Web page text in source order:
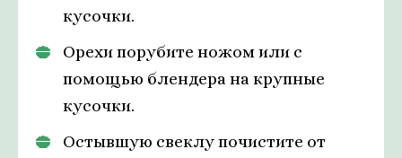
кусочки.
Орехи порубите ножом или с
помощью блендера на крупные
кусочки.
Остывшую свеклу почистите от